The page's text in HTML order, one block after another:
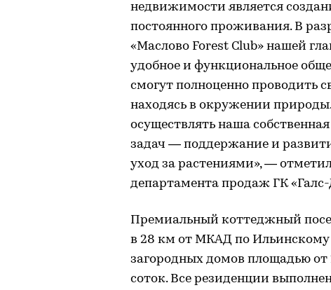
недвижимости является
постоянного проживания. В
«Маслово Forest Club» нашей
удобное и функциональное
смогут полноценно проводить
находясь в окружении
осуществлять наша
задач — поддержание и
уход за растениями», —
департамента продаж ГК
Премиальный коттеджный
в 28 км от МКАД по Ильинскому
загородных домов площадью от
соток. Все резиденции